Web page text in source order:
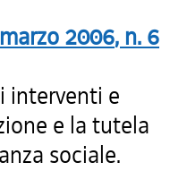
2006, n. 6
interventi e
e la tutela
sociale.